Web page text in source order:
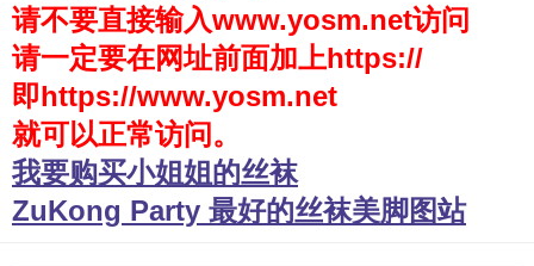
轻兰映画
少女秩序
会员购买
幼喵社App
请不要直接输入www.yosm.net访问
请一定要在网址前面加上https://
即https://www.yosm.net
就可以正常访问。
我要购买小姐姐的丝袜
ZuKong Party 最好的丝袜美脚图站